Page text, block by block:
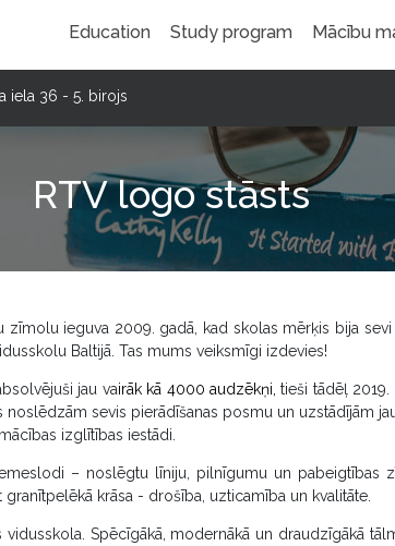
Education Study program Mācību
iela 36 - 5. birojs
RTV logo stāsts
zīmolu ieguva 2009. gadā, kad skolas mērķis bija
Baltijā. Tas mums veiksmīgi izdevies!
jau vairāk kā 4000 audzēkņi,tieši tādēļ
noslēdzām sevis pierādīšanas posmu un uzstādījām
izglītības iestādi.
– noslēgtu līniju, pilnīgumu un pabeigtības
krāsa - drošība, uzticamība un kvalitāte.
Spēcīgākā, modernākā un draudzīgākā